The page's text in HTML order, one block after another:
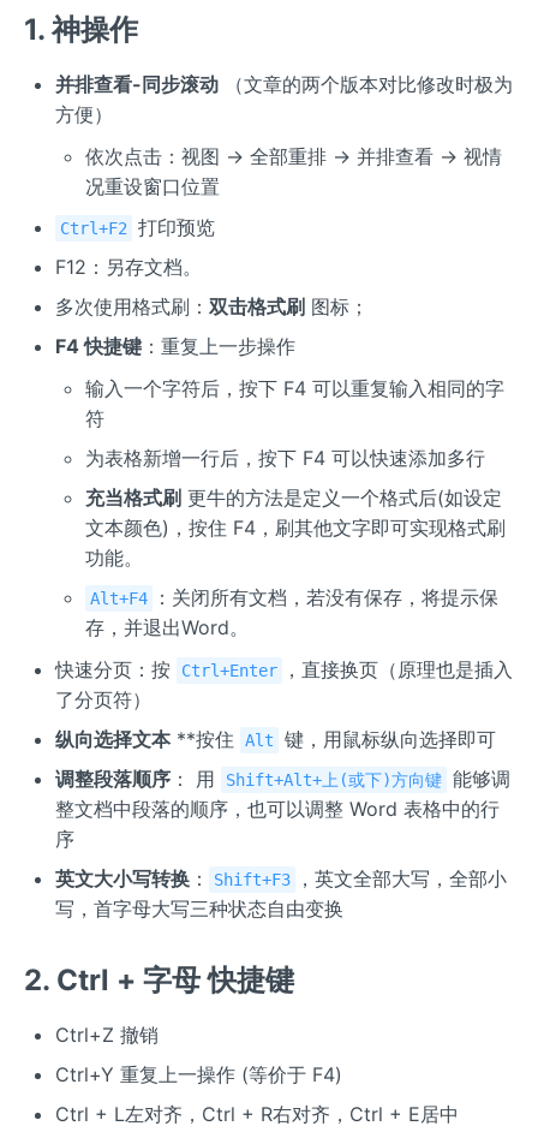
1. 神操作
并排查看-同步滚动（文章的两个版本对比修改时极为
方便）
依次点击：视图 → 全部重排 → 并排查看 → 视情
况重设窗口位置
Ctrl+F2 打印预览
F12：另存文档。
多次使用格式刷： 双击格式刷 图标；
F4 快捷键：重复上一步操作
输入一个字符后，按下 F4 可以重复输入相同的字
符
为表格新增一行后，按下 F4 可以快速添加多行
充当格式刷 更牛的方法是定义一个格式后(如设定
文本颜色)，按住 F4，刷其他文字即可实现格式刷
功能。
Alt+F4
：关闭所有文档，若没有保存，将提示保
存，并退出Word。
快速分页：按
Ctrl+Enter
，直接换页（原理也是插入
了分页符）
纵向选择文本**按住 Alt
键，用鼠标纵向选择即可
调整段落顺序： 用 Shift+Alt+上(或下)方向键 能够调
整文档中段落的顺序，也可以调整 Word 表格中的行
序
英文大小写转换： Shift+F3
，英文全部大写，全部小
写，首字母大写三种状态自由变换
2. Ctrl + 字母 快捷键
Ctrl+Z 撤销
Ctrl+Y 重复上一操作 (等价于 F4)
Ctrl + L左对齐，Ctrl + R右对齐，Ctrl + E居中